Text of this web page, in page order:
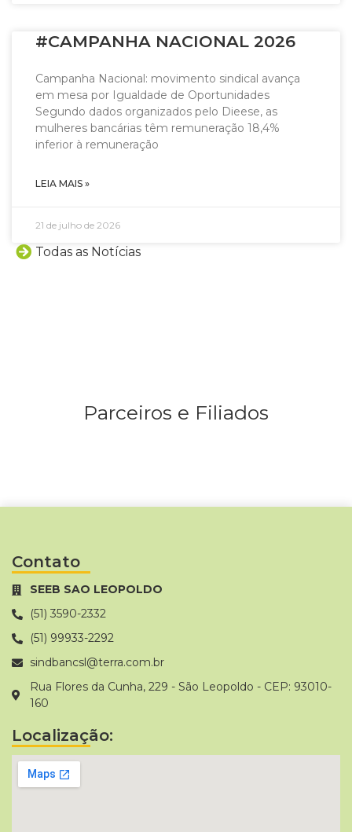
#CAMPANHA NACIONAL 2026
Campanha Nacional: movimento sindical avança
em mesa por Igualdade de Oportunidades
Segundo dados organizados pelo Dieese, as
mulheres bancárias têm remuneração 18,4%
inferior à remuneração
LEIA MAIS »
21 de julho de 2026
Todas as Notícias
Parceiros e Filiados
Contato
SEEB SAO LEOPOLDO
(51) 3590-2332
(51) 99933-2292
sindbancsl@terra.com.br
Rua Flores da Cunha, 229 - São Leopoldo - CEP: 93010-
160
Localização: